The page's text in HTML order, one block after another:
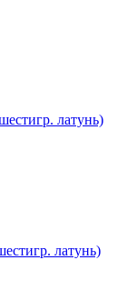
латунь)
латунь)